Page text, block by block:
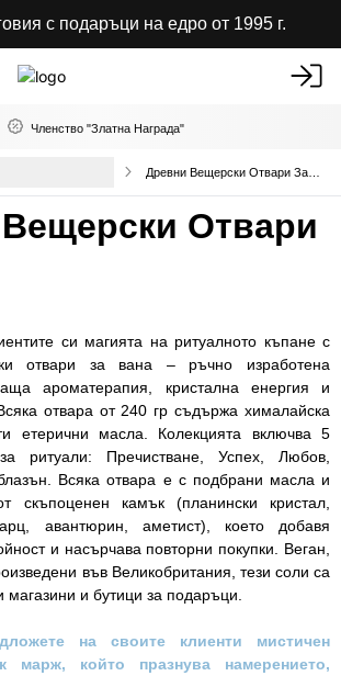
с подаръци на едро от 1995 г.
Членство "Златна Награда"
Древни Вещерски Отвари За Бана
Отвари
си магията на ритуалното къпане с
отвари за вана – ръчно изработена
ароматерапия, кристална енергия и
отвара от 240 гр съдържа хималайска
етерични масла. Колекцията включва 5
ритуали: Пречистване, Успех, Любов,
Всяка отвара е с подбрани масла и
скъпоценен камък (планински кристал,
авантюрин, аметист), което добавя
и насърчава повторни покупки. Веган,
във Великобритания, тези соли са
магазини и бутици за подаръци.
на своите клиенти мистичен
марж, който празнува намерението,